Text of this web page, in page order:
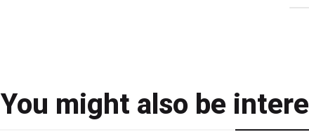
You might also be